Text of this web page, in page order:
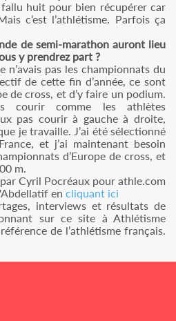
fallu huit pour bien récupérer car
c’est l’athlétisme. Parfois ça
de semi-marathon auront lieu
y prendrez part ?
n’avais pas les championnats du
de cette fin d’année, ce sont
de cross, et d’y faire un podium.
comme les athlètes
pas courir à gauche à droite,
je travaille. J’ai été sélectionné
et j’ai maintenant besoin
d’Europe de cross, et
m.
Cyril Pocréaux pour athle.com
en cliquant ici
interviews et résultats de
sur ce site à Athlétisme
de l’athlétisme français.